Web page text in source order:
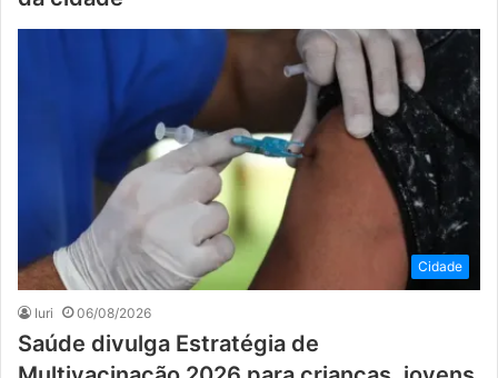
Cidade
Iuri 06/08/2026
Saúde divulga Estratégia de